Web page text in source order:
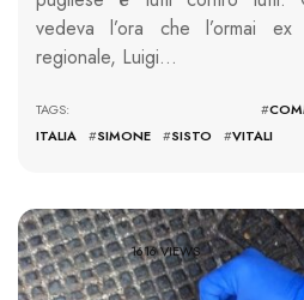
vedeva l’ora che l’ormai ex
regionale, Luigi…
TAGS: #
ITALIA
#SIMONE #SISTO #VITALI
1616 VIEWS